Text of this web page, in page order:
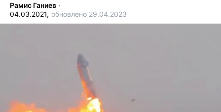
Рамис Ганиев ∙
04.03.2021, обновлено 29.04.2023